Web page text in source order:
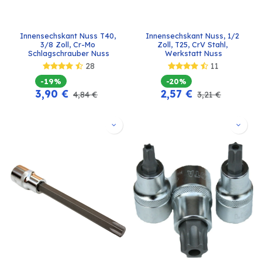
Innensechskant Nuss T40,
3/8 Zoll, Cr-Mo
Schlagschrauber Nuss
28
-19%
3,90 € 4,84€
Innensechskant Nuss, 1/2
Zoll, T25, CrV Stahl,
Werkstatt Nuss
11
-20%
2,57 € 3,21€